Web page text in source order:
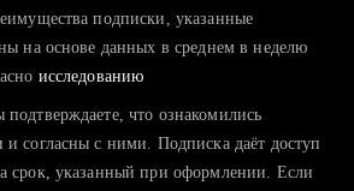
времени на поиск и вручную поднимаете
себя с конкурентами и оценить шансы
подписки, указанные
на основе данных в среднем в неделю
исследованию
что ознакомились
согласны с ними. Подписка даёт доступ
срок, указанный при оформлении. Если